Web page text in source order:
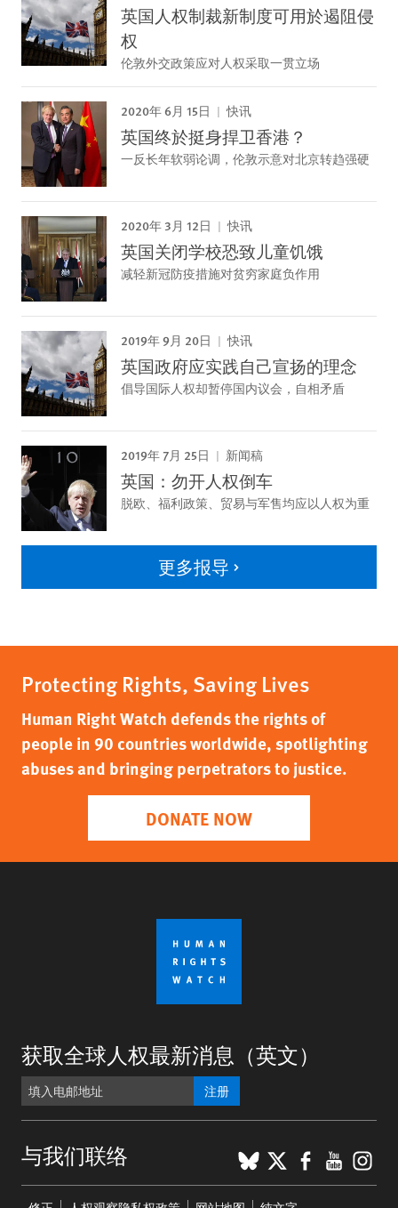
英国人权制裁新制度可用於遏阻侵
权
伦敦外交政策应对人权采取一贯立场
2020年 6月 15日 快讯
英国终於挺身捍卫香港？
一反长年软弱论调，伦敦示意对北京转趋强硬
2020年 3月 12日 快讯
英国关闭学校恐致儿童饥饿
减轻新冠防疫措施对贫穷家庭负作用
2019年 9月 20日 快讯
英国政府应实践自己宣扬的理念
倡导国际人权却暂停国内议会，自相矛盾
2019年 7月 25日 新闻稿
英国：勿开人权倒车
脱欧、福利政策、贸易与军售均应以人权为重
更多报导
Protecting Rights, Saving Lives
Human Right Watch defends the rights of
people in 90 countries worldwide, spotlighting
abuses and bringing perpetrators to justice.
DONATE NOW
获取全球人权最新消息（英文）
注册
与我们联络 BlueSky
X